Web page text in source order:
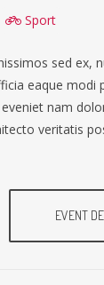
Sport
sed ex,
eaque modi
nam
veritatis
EVENT